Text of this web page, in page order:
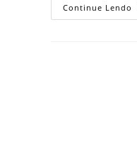
Continue Lendo